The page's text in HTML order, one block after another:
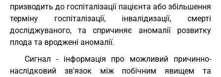
призводить до госпіталізації пацієнта або збільшення
терміну госпіталізації, інвалідизації, смерті
досліджуваного, та спричиняє аномалії розвитку
плода та вроджені аномалії.
Сигнал - інформація про можливий причинно-
наслідковий зв'язок між побічним явищем та